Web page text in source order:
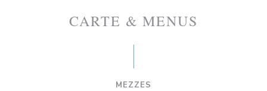
CARTE & MENUS
MEZZES